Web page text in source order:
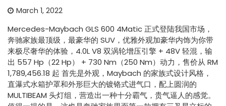
March 1, 2022
Mercedes-Maybach GLS 600 4Matic 正式登陆我国市场，
奔驰家族最顶级，最豪华的 SUV，优雅外观加豪华内饰为你带
来极尽奢华的体验，4.0L V8 双涡轮增压引擎 + 48V 轻混，输
出 557 Hp（22 Hp） + 730 Nm（250 Nm）动力，售价从 RM
1,789,456.18 起 首先是外观，Maybach 的家族式设计风格，
直瀑式水箱护罩和外形巨大的镀铬式进气口，配上圆润的
MULTIBEAM 头灯组，营造出一种十分霸气，贵气逼人的感觉。